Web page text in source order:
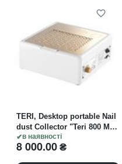
в наявності
TERI, Desktop portable Nail
dust Collector "Teri 800 M",
Витяжка настільна, біла зі
сталевою решіткою "gold"
8 000.00₴